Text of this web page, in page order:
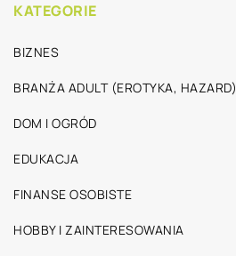
KATEGORIE
BIZNES
BRANŻA ADULT (EROTYKA, HAZARD)
DOM I OGRÓD
EDUKACJA
FINANSE OSOBISTE
HOBBY I ZAINTERESOWANIA